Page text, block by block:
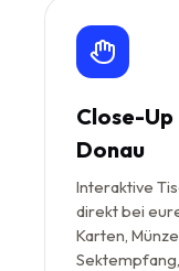
Close-
Donau
Interaktive
direkt bei
Karten,